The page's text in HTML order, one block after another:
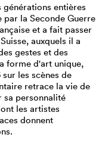
entières
par la Seconde Guerre
et a fait passer
auxquels il a
gestes et des
forme d'art unique,
les scènes de
retrace la vie de
sa personnalité
les artistes
donnent